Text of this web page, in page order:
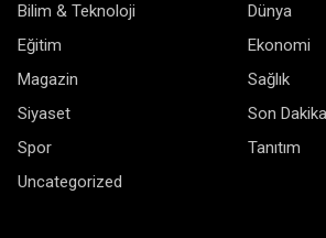
Bilim & Teknoloji
Dünya
Eğitim
Ekonomi
Magazin
Sağlık
Siyaset
Son Dakika
Spor
Tanıtım
Uncategorized